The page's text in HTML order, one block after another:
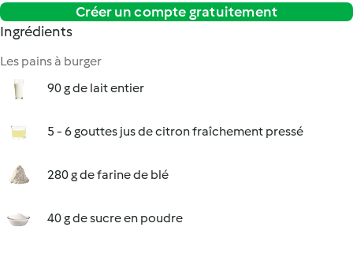
Créer un compte gratuitement
Ingrédients
Les pains à burger
90 g de lait entier
5 - 6 gouttes jus de citron fraîchement pressé
280 g de farine de blé
40 g de sucre en poudre